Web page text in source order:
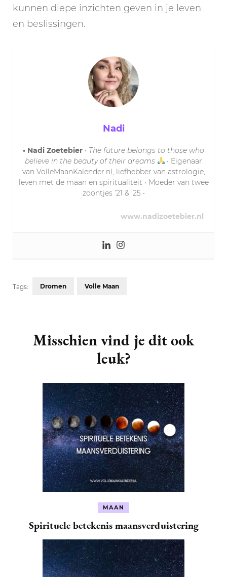
kunnen diepe inzichten geven in je leven
en beslissingen.
Nadi
• Nadi Zoetebier • The future belongs to those who
believe in the beauty of their dreams
• Eigenaar
van VolleMaanKalender.nl, liefhebber van astrologie,
leven met de maan en spiritualiteit • Moeder van twee
zoontjes ’21 & ’25 •
www.nadizoetebier.nl
Tags: Dromen Volle Maan
Navigation
Misschien vind je dit ook
leuk?
MAAN
Spirituele betekenis maansverduistering